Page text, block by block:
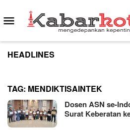
to
content
Mobile
Menu
HEADLINES
TAG: MENDIKTISAINTEK
Dosen ASN se-
Surat Keberatan